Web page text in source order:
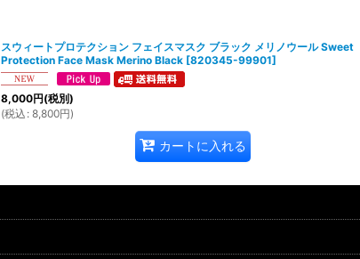
スウィートプロテクション フェイスマスク ブラック メリノウール Sweet
Protection Face Mask Merino Black [820345-99901]
8,000円(税別)
(税込 : 8,800円)
カートに入れる